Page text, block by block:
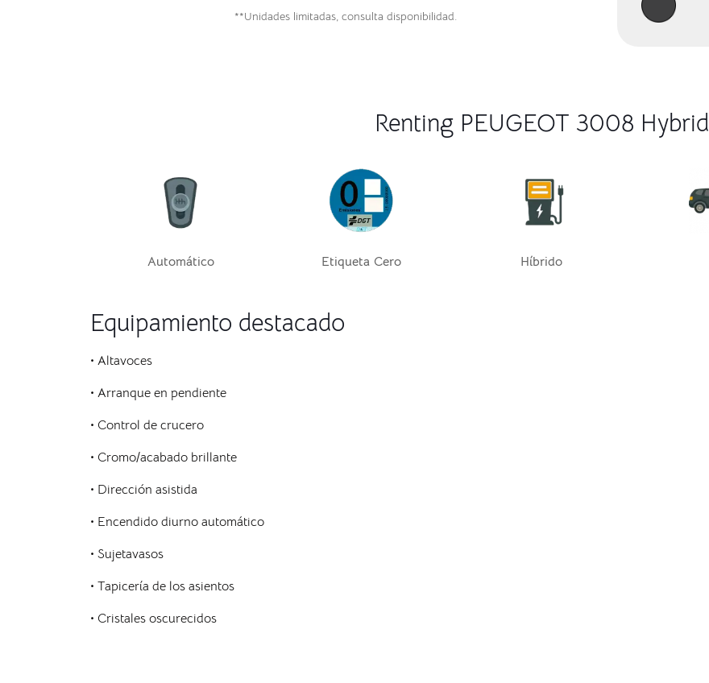
**Unidades limitadas, consulta disponibilidad.
Renting PEUGEOT 3008 Hybrid
Automático Etiqueta Cero Híbrido
Equipamiento destacado
• Altavoces
• Arranque en pendiente
• Control de crucero
• Cromo/acabado brillante
• Dirección asistida
• Encendido diurno automático
• Sujetavasos
• Tapicería de los asientos
• Cristales oscurecidos